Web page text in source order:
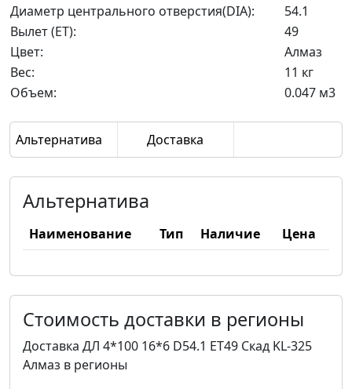
Диаметр центрального отверстия(DIA):
54.1
Вылет (ET):
49
Цвет:
Алмаз
Вес:
11 кг
Объем:
0.047 м3
Альтернатива Доставка
Альтернатива
Наименование Тип Наличие Цена
Стоимость доставки в регионы
Доставка ДЛ 4*100 16*6 D54.1 ET49 Скад KL-325
Алмаз в регионы